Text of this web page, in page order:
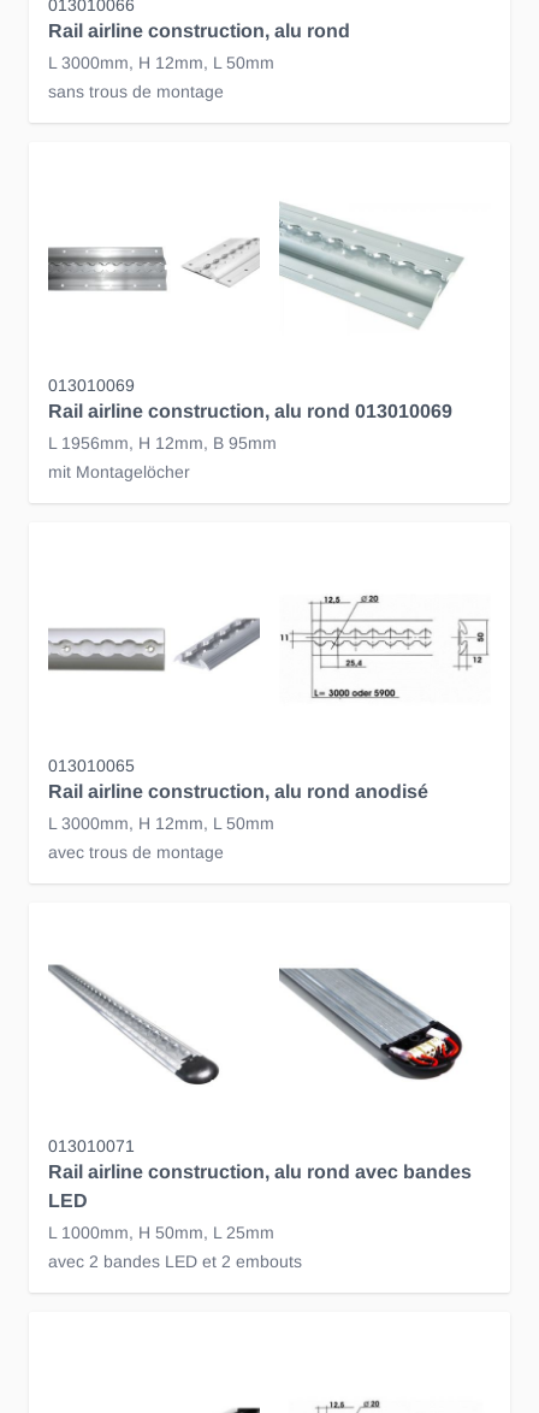
013010066
Rail airline construction, alu rond
L 3000mm, H 12mm, L 50mm
sans trous de montage
013010069
Rail airline construction, alu rond 013010069
L 1956mm, H 12mm, B 95mm
mit Montagelöcher
013010065
Rail airline construction, alu rond anodisé
L 3000mm, H 12mm, L 50mm
avec trous de montage
013010071
Rail airline construction, alu rond avec bandes
LED
L 1000mm, H 50mm, L 25mm
avec 2 bandes LED et 2 embouts